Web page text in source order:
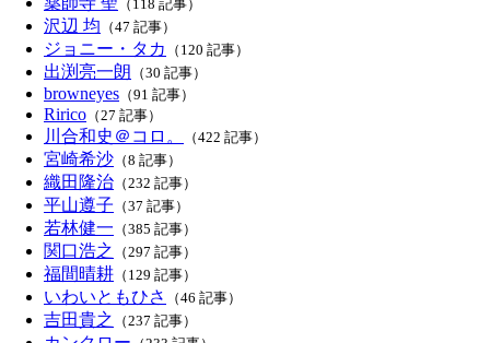
（118 記事）
沢辺 均 （47 記事）
ジョニー・タカ （120 記事）
出渕亮一朗 （30 記事）
browneyes （91 記事）
Ririco （27 記事）
川合和史＠コロ。 （422 記事）
宮崎希沙 （8 記事）
織田隆治 （232 記事）
平山遵子 （37 記事）
若林健一 （385 記事）
関口浩之 （297 記事）
福間晴耕 （129 記事）
いわいともひさ （46 記事）
吉田貴之 （237 記事）